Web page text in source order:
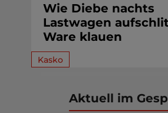
Wie Diebe nachts
Lastwagen
Ware klauen
Kasko
Aktuell im